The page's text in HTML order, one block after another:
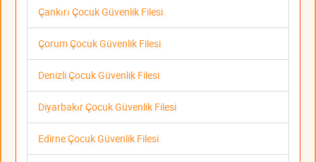
Çankırı Çocuk Güvenlik Filesi
Çorum Çocuk Güvenlik Filesi
Denizli Çocuk Güvenlik Filesi
Diyarbakır Çocuk Güvenlik Filesi
Edirne Çocuk Güvenlik Filesi